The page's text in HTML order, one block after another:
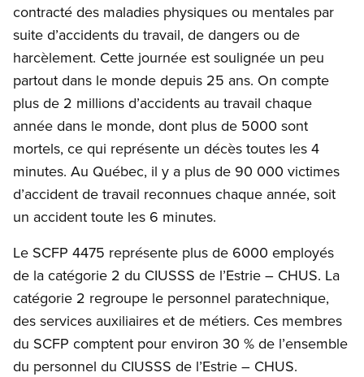
contracté des maladies physiques ou mentales par
suite d’accidents du travail, de dangers ou de
harcèlement. Cette journée est soulignée un peu
partout dans le monde depuis 25 ans. On compte
plus de 2 millions d’accidents au travail chaque
année dans le monde, dont plus de 5000 sont
mortels, ce qui représente un décès toutes les 4
minutes. Au Québec, il y a plus de 90 000 victimes
d’accident de travail reconnues chaque année, soit
un accident toute les 6 minutes.
Le SCFP 4475 représente plus de 6000 employés
de la catégorie 2 du CIUSSS de l’Estrie – CHUS. La
catégorie 2 regroupe le personnel paratechnique,
des services auxiliaires et de métiers. Ces membres
du SCFP comptent pour environ 30 % de l’ensemble
du personnel du CIUSSS de l’Estrie – CHUS.